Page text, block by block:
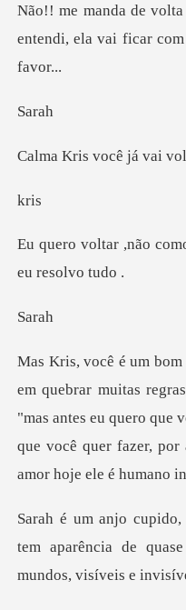
entendi, ela vai ficar co
a
s você já
r
a
"mas antes eu quero que
que você q
tem aparência de